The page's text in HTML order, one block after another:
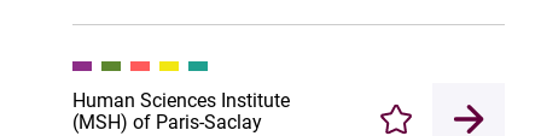
Human Sciences Institute
(MSH) of Paris-Saclay
Enregistrer